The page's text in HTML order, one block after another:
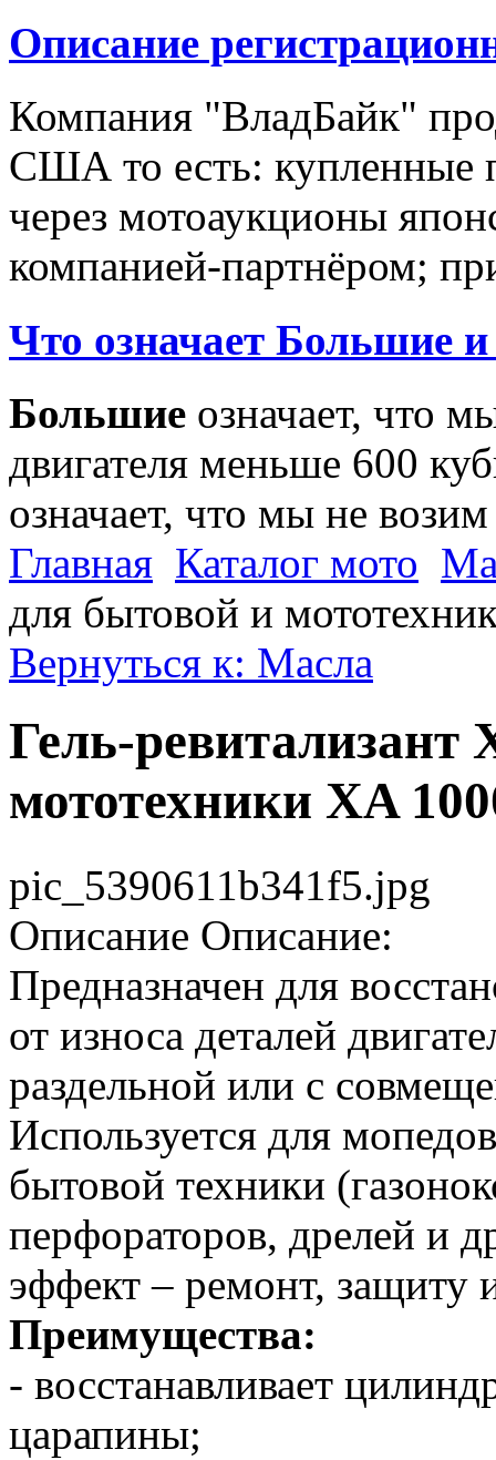
Описание
Компания "ВладБайк"
США то есть: купленные
через мотоаукционы
компанией-партнёром;
Что означает Большие
Большие означает, что
двигателя меньше 600
означает, что мы не
Главная Каталог мото
для бытовой и
Вернуться к: Масла
Гель-ревитализант
мототехники XA
pic_5390611b341f5.jpg
Описание Описание:
Предназначен для
от износа деталей
раздельной или с
Используется для
бытовой техники
перфораторов, дрелей и
эффект – ремонт, защиту
Преимущества:
- восстанавливает
царапины;